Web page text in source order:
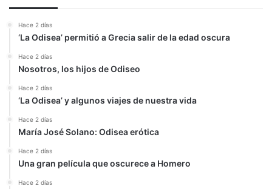
Hace 2 días
‘La Odisea’ permitió a Grecia salir de la edad oscura
Hace 2 días
Nosotros, los hijos de Odiseo
Hace 2 días
‘La Odisea’ y algunos viajes de nuestra vida
Hace 2 días
María José Solano: Odisea erótica
Hace 2 días
Una gran película que oscurece a Homero
Hace 2 días